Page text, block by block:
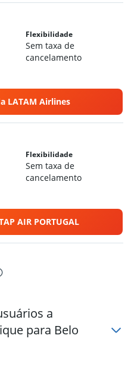
Flexibilidade
Sem taxa de
cancelamento
LATAM Airlines
Flexibilidade
Sem taxa de
cancelamento
AIR PORTUGAL
a
para Belo